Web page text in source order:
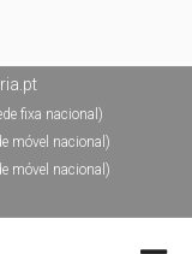
fixa nacional)
móvel nacional)
móvel nacional)